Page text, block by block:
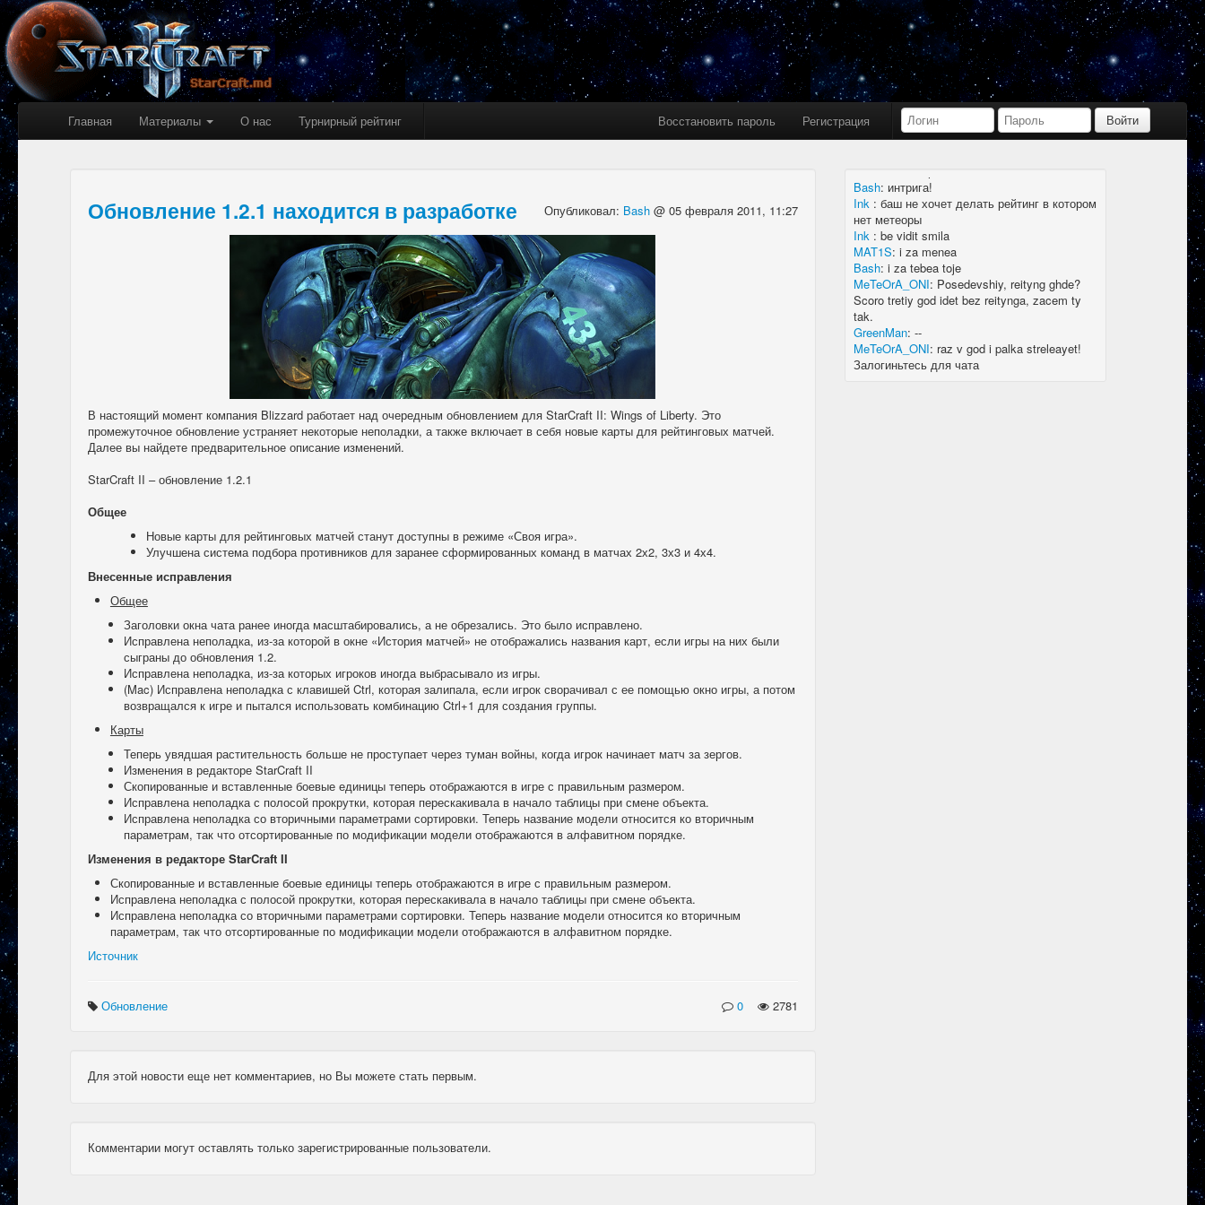
Главная Материалы О нас Турнирный рейтинг Восстановить пароль Регистрация
Обновление 1.2.1 находится в разработке Опубликовал: Bash @ 05 февраля 2011, 11:27
В настоящий момент компания Blizzard работает над очередным обновлением для StarCraft II: Wings of Liberty. Это
промежуточное обновление устраняет некоторые неполадки, а также включает в себя новые карты для рейтинговых матчей.
Далее вы найдете предварительное описание изменений.
StarCraft II – обновление 1.2.1
Общее
Новые карты для рейтинговых матчей станут доступны в режиме «Своя игра».
Улучшена система подбора противников для заранее сформированных команд в матчах 2х2, 3х3 и 4х4.
Внесенные исправления
Общее
Заголовки окна чата ранее иногда масштабировались, а не обрезались. Это было исправлено.
Исправлена неполадка, из-за которой в окне «История матчей» не отображались названия карт, если игры на них были
сыграны до обновления 1.2.
Исправлена неполадка, из-за которых игроков иногда выбрасывало из игры.
(Mac) Исправлена неполадка с клавишей Ctrl, которая залипала, если игрок сворачивал с ее помощью окно игры, а потом
возвращался к игре и пытался использовать комбинацию Ctrl+1 для создания группы.
Карты
Теперь увядшая растительность больше не проступает через туман войны, когда игрок начинает матч за зергов.
Изменения в редакторе StarCraft II
Скопированные и вставленные боевые единицы теперь отображаются в игре с правильным размером.
Исправлена неполадка с полосой прокрутки, которая перескакивала в начало таблицы при смене объекта.
Исправлена неполадка со вторичными параметрами сортировки. Теперь название модели относится ко вторичным
параметрам, так что отсортированные по модификации модели отображаются в алфавитном порядке.
Изменения в редакторе StarCraft II
Скопированные и вставленные боевые единицы теперь отображаются в игре с правильным размером.
Исправлена неполадка с полосой прокрутки, которая перескакивала в начало таблицы при смене объекта.
Исправлена неполадка со вторичными параметрами сортировки. Теперь название модели относится ко вторичным
параметрам, так что отсортированные по модификации модели отображаются в алфавитном порядке.
Источник
Обновление 0 2781
Для этой новости еще нет комментариев, но Вы можете стать первым.
Комментарии могут оставлять только зарегистрированные пользователи.
Bash : limboid, заходил бы в Дискорд не
пропустил бы.
Ink
limboid, сейчас как бы всё сообщество
в дискорде, там всегда инфа самая
актуальная
k7.Gladiator : yoyo
Ink:yoyo
MAT1S
гладиатор = бв нагибатор?
Ink:на 20 лей игратор
Bash: интрига!
Ink :баш не хочет делать рейтинг в котором
нет метеоры
Ink :be vidit smila
MAT1S:i za menea
Bash:i za tebea toje
MeTeOrA_ONI: Posedevshiy, reityng ghde?
Scoro tretiy god idet bez reitynga, zacem ty
tak.
GreenMan:--
MeTeOrA_ONI: raz v god i palka streleayet!
Залогиньтесь для чата